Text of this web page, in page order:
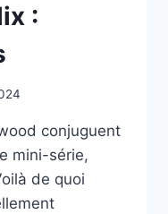
:
conjuguent
mini-série,
de quoi